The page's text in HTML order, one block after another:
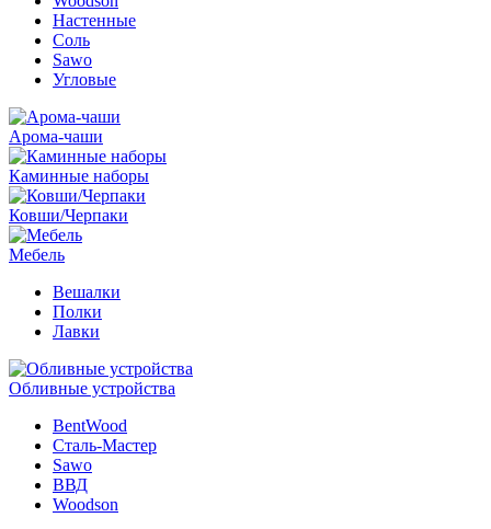
Настенные
Соль
Sawo
Угловые
Арома-чаши
Каминные наборы
Ковши/Черпаки
Мебель
Вешалки
Полки
Лавки
Обливные устройства
BentWood
Сталь-Мастер
Sawo
ВВД
Woodson